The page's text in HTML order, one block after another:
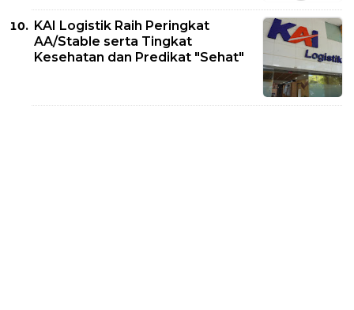
KAI Logistik Raih Peringkat
AA/Stable serta Tingkat
Kesehatan dan Predikat "Sehat"